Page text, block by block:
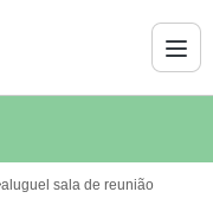
aluguel sala de reunião